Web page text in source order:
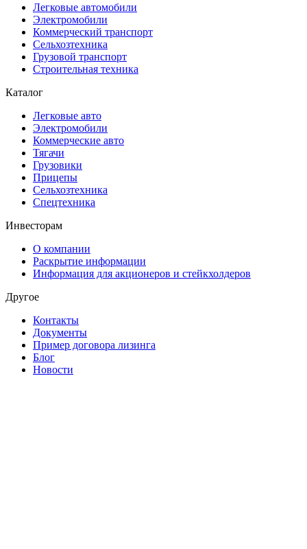
Легковые автомобили
Электромобили
Коммерческий транспорт
Сельхозтехника
Грузовой транспорт
Строительная техника
Каталог
Легковые авто
Электромобили
Коммерческие авто
Тягачи
Грузовики
Прицепы
Сельхозтехника
Спецтехника
Инвесторам
О компании
Раскрытие информации
Информация для акционеров и стейкхолдеров
Другое
Контакты
Документы
Пример договора лизинга
Блог
Новости